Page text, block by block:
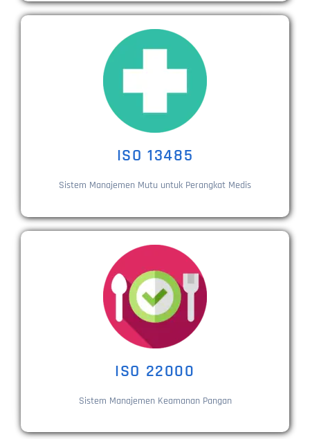
ISO 13485
Sistem Manajemen Mutu untuk Perangkat Medis
ISO 22000
Sistem Manajemen Keamanan Pangan